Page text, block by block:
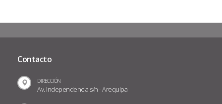
Contacto
DIRECCIÓN
Av. Independencia s/n - Arequipa